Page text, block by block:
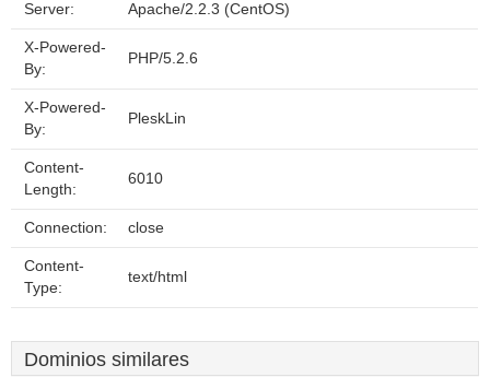
Server: Apache/2.2.3 (CentOS)
X-Powered-
By:
PHP/5.2.6
X-Powered-
By:
PleskLin
Content-
Length:
6010
Connection: close
Content-
Type:
text/html
Dominios similares